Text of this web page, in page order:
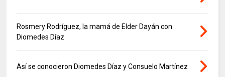
Rosmery Rodríguez, la mamá de Elder Dayán con
Diomedes Díaz
Así se conocieron Diomedes Díaz y Consuelo Martínez